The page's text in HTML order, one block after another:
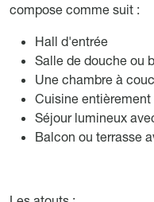
compose comme suit :
Hall d'entrée
Salle de douche ou
Une chambre à
Cuisine
Séjour lumineux
Balcon ou terrasse